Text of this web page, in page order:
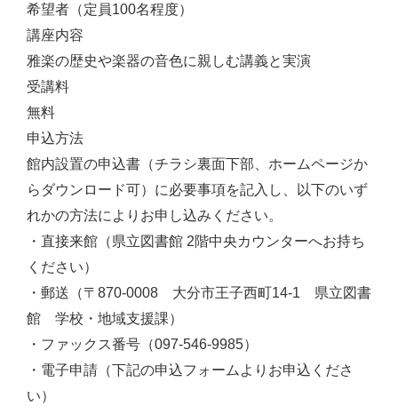
希望者（定員100名程度）
講座内容
雅楽の歴史や楽器の音色に親しむ講義と実演
受講料
無料
申込方法
館内設置の申込書（チラシ裏面下部、ホームページか
らダウンロード可）に必要事項を記入し、以下のいず
れかの方法によりお申し込みください。
・直接来館（県立図書館 2階中央カウンターへお持ち
ください）
・郵送（〒870-0008 大分市王子西町14-1 県立図書
館 学校・地域支援課）
・ファックス番号（097-546-9985）
・電子申請（下記の申込フォームよりお申込くださ
い）